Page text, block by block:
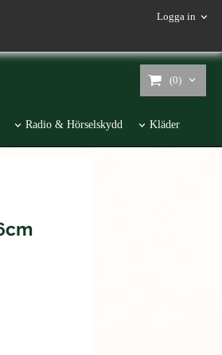
Logga in
(0)
Radio & Hörselskydd Kläder